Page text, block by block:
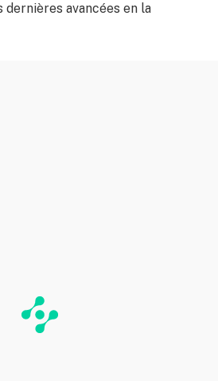
avancées en la